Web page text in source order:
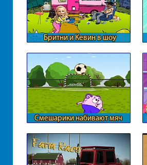
Бритни и Кевин в шоу
Смешарики набивают мяч